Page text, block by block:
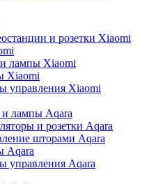
и розетки Xiaomi
лампы Xiaomi
Xiaomi
управления Xiaomi
лампы Aqara
и розетки Aqara
шторами Aqara
Aqara
управления Aqara